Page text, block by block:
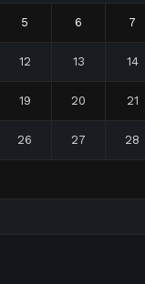
5 6 7
12 13 14
19 20 21
26 27 28